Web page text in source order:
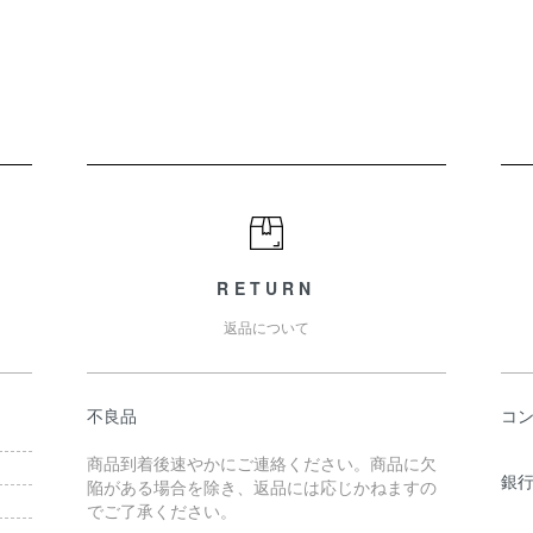
RETURN
返品について
不良品
商品到着後速やかにご連絡ください。商品に欠
陥がある場合を除き、返品には応じかねますの
でご了承ください。
コ
銀